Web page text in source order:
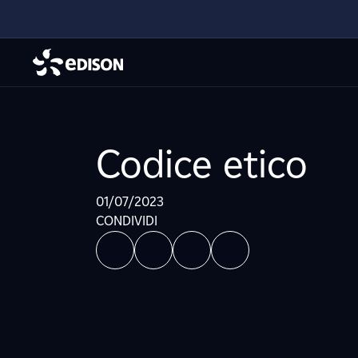
Codice etico
01/07/2023
CONDIVIDI